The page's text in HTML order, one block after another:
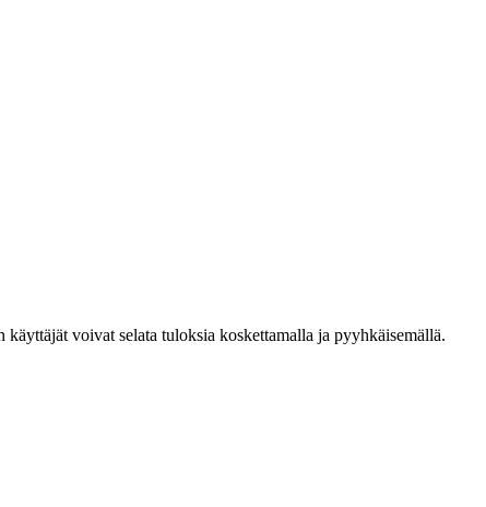
voivat selata tuloksia koskettamalla ja pyyhkäisemällä.